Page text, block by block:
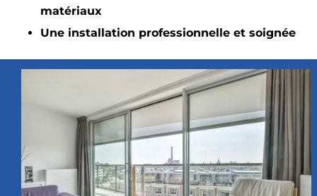
matériaux
Une installation professionnelle et soignée